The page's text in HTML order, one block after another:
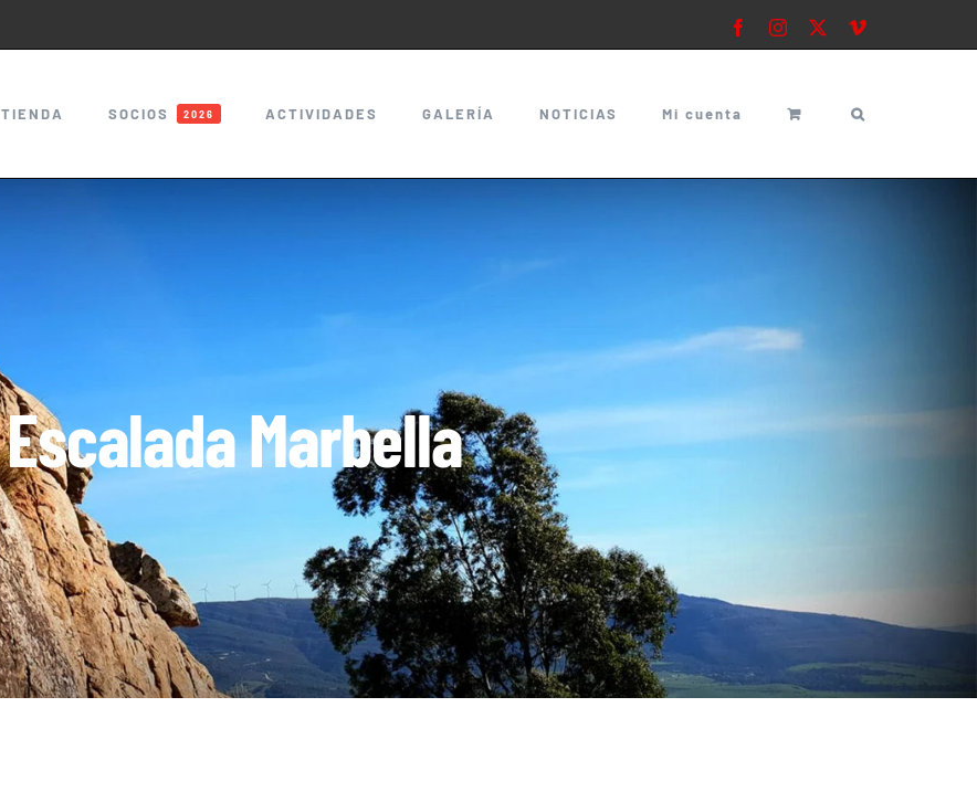
FacebookInstagram Vimeo
TIENDA SOCIOS 2026 ACTIVIDADES GALERÍA NOTICIAS Mi cuenta
Escalada Marbella